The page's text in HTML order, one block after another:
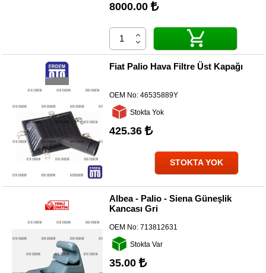
8000.00
Fiat Palio Hava Filtre Üst Kapağı
OEM No:46535889Y
Stokta Yok
425.36
STOKTA YOK
Albea - Palio - Siena Güneşlik
Kancası Gri
OEM No:713812631
Stokta Var
35.00